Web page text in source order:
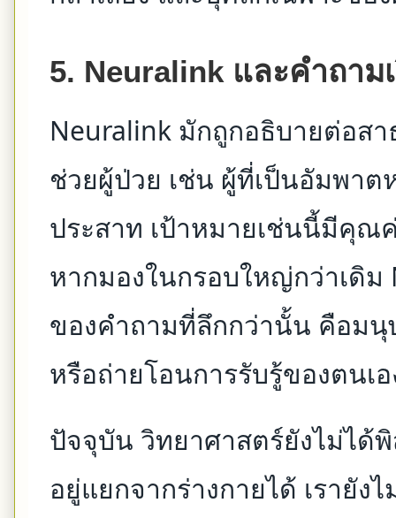
5. Neuralink และคำถาม
Neuralink มักถูกอธิบายต่อส
ช่วยผู้ป่วย เช่น ผู้ที่เป็นอัมพา
ประสาท เป้าหมายเช่นนี้มีคุณ
หากมองในกรอบใหญ่กว่าเดิม
ของคำถามที่ลึกกว่านั้น คือมนุ
หรือถ่ายโอนการรับรู้ของตนเ
ปัจจุบัน วิทยาศาสตร์ยังไม่ได้
อยู่แยกจากร่างกายได้ เรายัง